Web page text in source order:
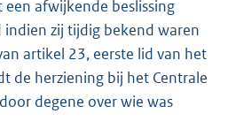
afwijkende beslissing
zij tijdig bekend waren
artikel 23, eerste lid van het
de herziening bij het Centrale
degene over wie was